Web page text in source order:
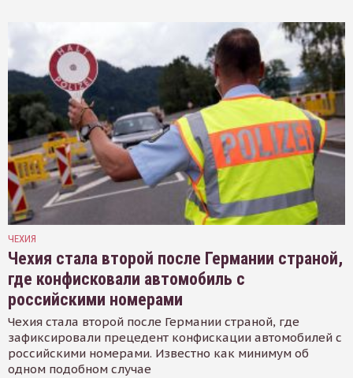
ЧЕХИЯ
Чехия стала второй после Германии страной,
где конфисковали автомобиль с
российскими номерами
Чехия стала второй после Германии страной, где
зафиксировали прецедент конфискации автомобилей с
российскими номерами. Известно как минимум об
одном подобном случае